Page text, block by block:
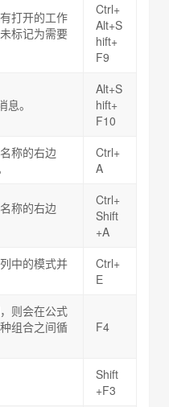
打开的工作
标记为需要
Ctrl+
Alt+S
hift+
F9
。
Alt+S
hift+
F10
称的右边
Ctrl+
A
称的右边
Ctrl+
Shift
+A
中的模式并
Ctrl+
E
则会在公式
组合之间循
F4
Shift
+F3